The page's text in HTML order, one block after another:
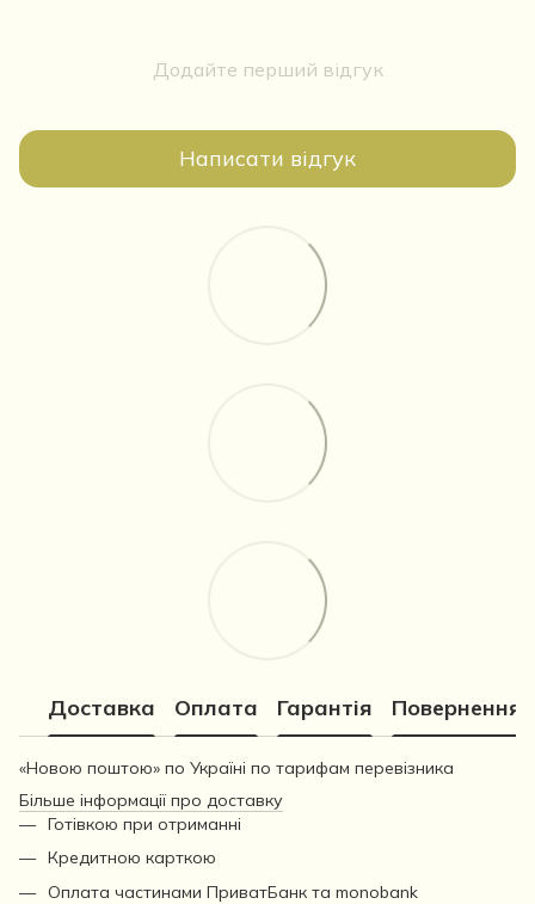
Додайте перший відгук
Написати відгук
Доставка Оплата Гарантія Повернення
«Новою поштою» по Україні по тарифам перевізника
Більше інформації про доставку
Готівкою при отриманні
Кредитною карткою
Оплата частинами ПриватБанк та monobank